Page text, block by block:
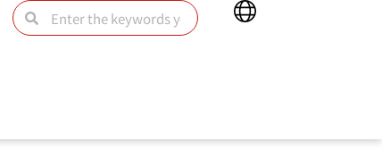
SearchSearch
Main